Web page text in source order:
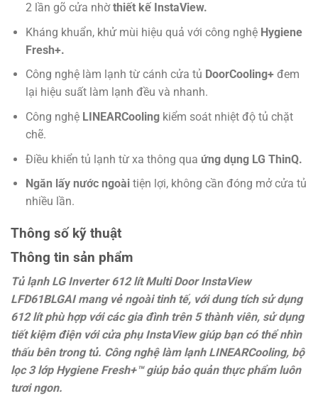
2 lần gõ cửa nhờthiết kế InstaView.
Kháng khuẩn, khử mùi hiệu quả với công nghệ Hygiene
Fresh+.
Công nghệ làm lạnh từ cánh cửa tủ DoorCooling+đem
lại hiệu suất làm lạnh đều và nhanh.
Công nghệLINEARCoolingkiểm soát nhiệt độ tủ chặt
chẽ.
Điều khiển tủ lạnh từ xa thông qua ứng dụng LG ThinQ.
Ngăn lấy nước ngoài tiện lợi, không cần đóng mở cửa tủ
nhiều lần.
Thông số kỹ thuật
Thông tin sản phẩm
Tủ lạnh LG Inverter 612 lít Multi Door InstaView
LFD61BLGAI mang vẻ ngoài tinh tế, với dung tích sử dụng
612 lít phù hợp với các gia đình trên 5 thành viên, sử dụng
tiết kiệm điện với cửa phụ InstaView giúp bạn có thể nhìn
thấu bên trong tủ. Công nghệ làm lạnh LINEARCooling, bộ
lọc 3 lớp Hygiene Fresh+™ giúp bảo quản thực phẩm luôn
tươi ngon.